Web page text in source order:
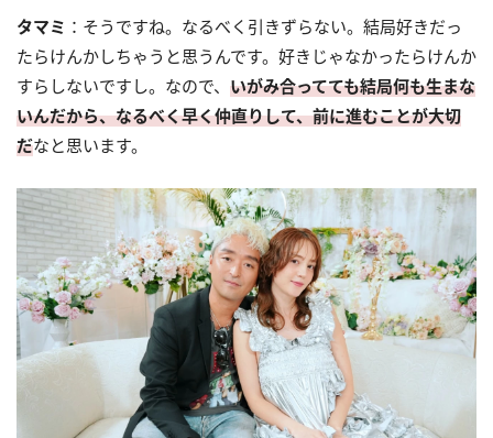
タマミ ：そうですね。なるべく引きずらない。結局好きだっ
たらけんかしちゃうと思うんです。好きじゃなかったらけんか
すらしないですし。なので、 いがみ合ってても結局何も生まな
いんだから、なるべく早く仲直りして、前に進むことが大切
だなと思います。